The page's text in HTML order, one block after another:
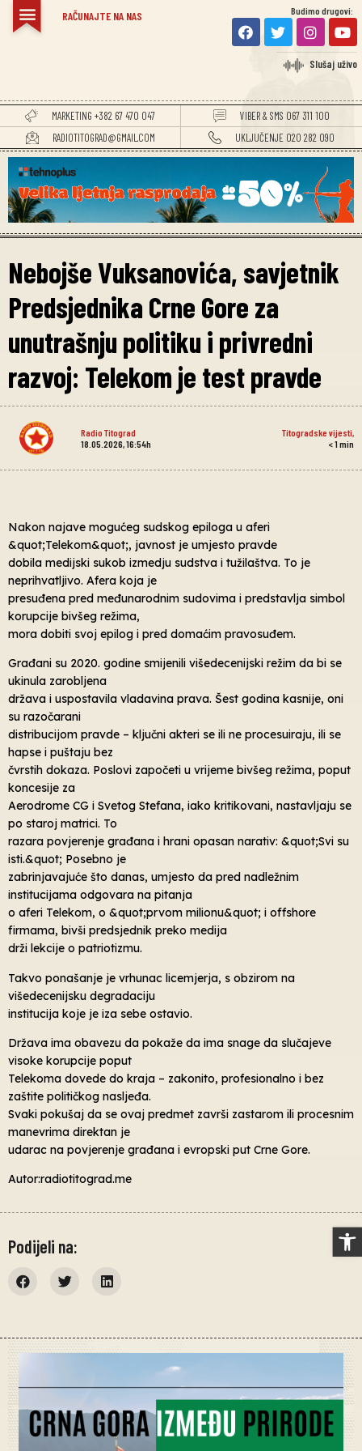
RAČUNAJTE NA NAS Budimo drugovi:
Slušaj uživo
MARKETING +382 67 470 047
VIBER & SMS 067 311 100
RADIOTITOGRAD@GMAIL.COM
UKLJUČENJE 020 282 090
Nebojše Vuksanovića, savjetnik
Predsjednika Crne Gore za
unutrašnju politiku i privredni
razvoj: Telekom je test pravde
Radio Titograd Titogradske vijesti
18.05.2026, 16:54h
< 1 min
Nakon najave mogućeg sudskog epiloga u aferi
&quot;Telekom&quot;, javnost je umjesto pravde
dobila medijski sukob izmedju sudstva i tužilaštva. To je
neprihvatljivo. Afera koja je
presuđena pred međunarodnim sudovima i predstavlja simbol
korupcije bivšeg režima,
mora dobiti svoj epilog i pred domaćim pravosuđem.
Građani su 2020. godine smijenili višedecenijski režim da bi se
ukinula zarobljena
država i uspostavila vladavina prava. Šest godina kasnije, oni
su razočarani
distribucijom pravde – ključni akteri se ili ne procesuiraju, ili se
hapse i puštaju bez
čvrstih dokaza. Poslovi započeti u vrijeme bivšeg režima, poput
koncesije za
Aerodrome CG i Svetog Stefana, iako kritikovani, nastavljaju se
po staroj matrici. To
razara povjerenje građana i hrani opasan narativ: &quot;Svi su
isti.&quot; Posebno je
zabrinjavajuće što danas, umjesto da pred nadležnim
institucijama odgovara na pitanja
o aferi Telekom, o &quot;prvom milionu&quot; i offshore
firmama, bivši predsjednik preko medija
drži lekcije o patriotizmu.
Takvo ponašanje je vrhunac licemjerja, s obzirom na
višedecenijsku degradaciju
institucija koje je iza sebe ostavio.
Država ima obavezu da pokaže da ima snage da slučajeve
visoke korupcije poput
Telekoma dovede do kraja – zakonito, profesionalno i bez
zaštite političkog nasljeđa.
Svaki pokušaj da se ovaj predmet završi zastarom ili procesnim
manevrima direktan je
udarac na povjerenje građana i evropski put Crne Gore.
Autor:radiotitograd.me
Podijeli na: